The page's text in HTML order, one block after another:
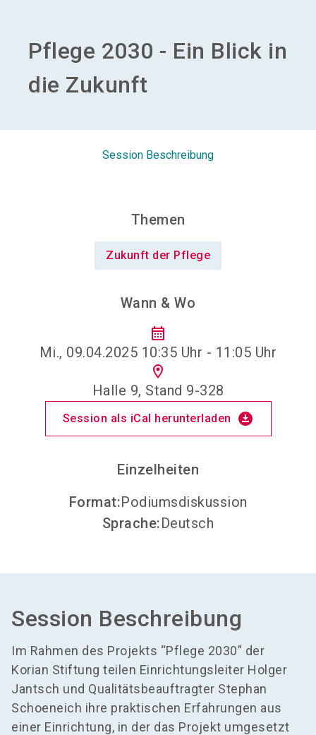
search
Pflege 2030 - Ein Blick in
die Zukunft
Session Beschreibung
Themen
Zukunft der Pflege
Wann & Wo
calendar_month
Mi., 09.04.2025 10:35 Uhr - 11:05 Uhr
location_on
Halle 9, Stand 9-328
Session als iCal herunterladen download_for_offline
Einzelheiten
Format:Podiumsdiskussion
Sprache:Deutsch
Session Beschreibung
Im Rahmen des Projekts “Pflege 2030” der
Korian Stiftung teilen Einrichtungsleiter Holger
Jantsch und Qualitätsbeauftragter Stephan
Schoeneich ihre praktischen Erfahrungen aus
einer Einrichtung, in der das Projekt umgesetzt